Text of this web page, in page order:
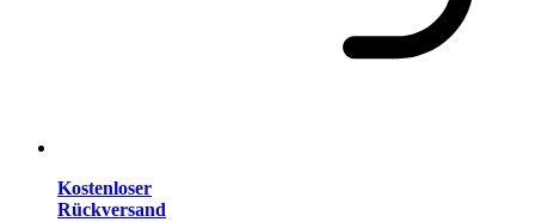
Kostenloser
Rückversand